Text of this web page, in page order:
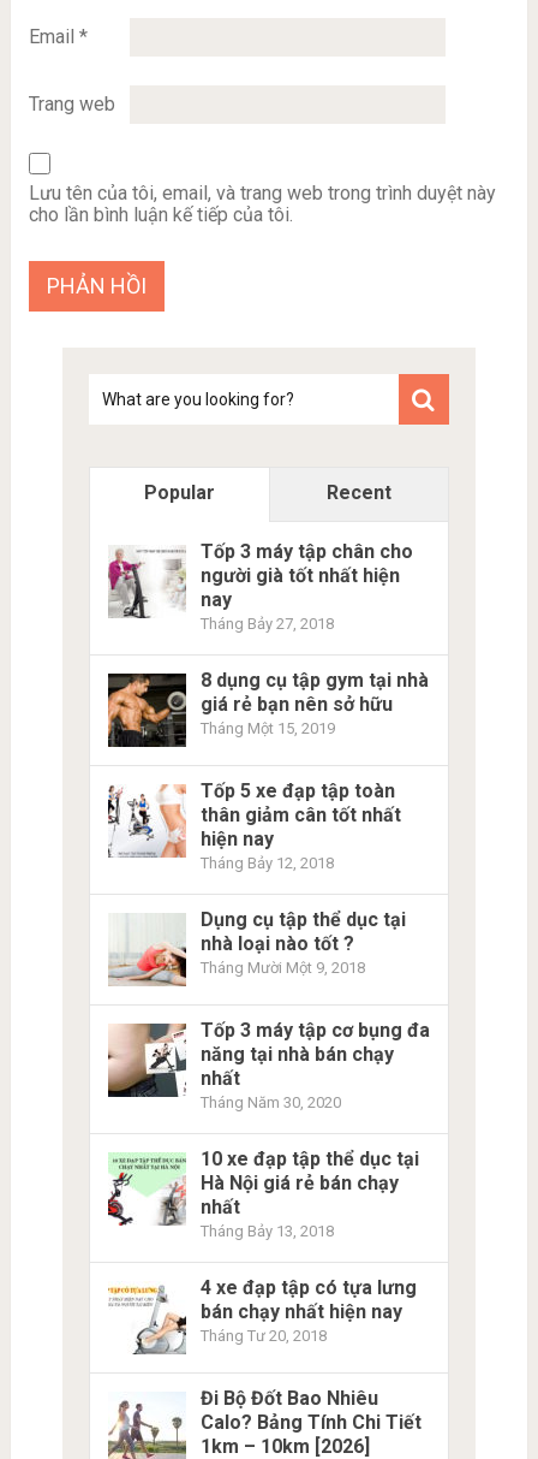
Email *
Trang web
Lưu tên của tôi, email, và trang web trong trình duyệt này
cho lần bình luận kế tiếp của tôi.
kiem
Popular Recent
Tốp 3 máy tập chân cho
người già tốt nhất hiện
nay
Tháng Bảy 27, 2018
8 dụng cụ tập gym tại nhà
giá rẻ bạn nên sở hữu
Tháng Một 15, 2019
Tốp 5 xe đạp tập toàn
thân giảm cân tốt nhất
hiện nay
Tháng Bảy 12, 2018
Dụng cụ tập thể dục tại
nhà loại nào tốt ?
Tháng Mười Một 9, 2018
Tốp 3 máy tập cơ bụng đa
năng tại nhà bán chạy
nhất
Tháng Năm 30, 2020
10 xe đạp tập thể dục tại
Hà Nội giá rẻ bán chạy
nhất
Tháng Bảy 13, 2018
4 xe đạp tập có tựa lưng
bán chạy nhất hiện nay
Tháng Tư 20, 2018
Đi Bộ Đốt Bao Nhiêu
Calo? Bảng Tính Chi Tiết
1km – 10km [2026]